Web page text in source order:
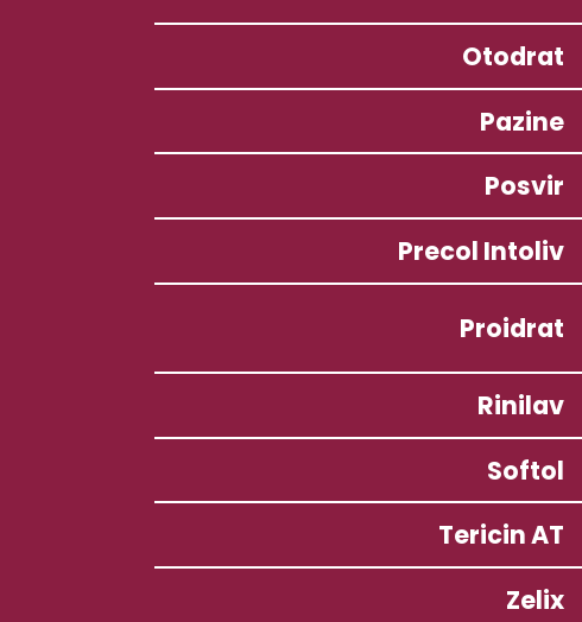
Otodrat
Pazine
Posvir
Precol Intoliv
Proidrat
Rinilav
Softol
Tericin AT
Zelix